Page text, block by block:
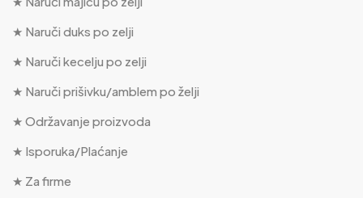
★ Naruči duks po zelji
★ Naruči kecelju po zelji
★ Naruči prišivku/amblem po želji
★ Održavanje proizvoda
★ Isporuka/Plaćanje
★ Za firme